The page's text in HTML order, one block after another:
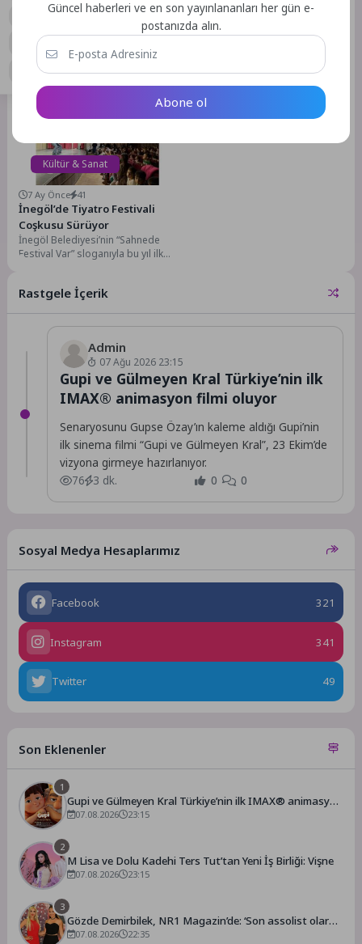
Bakırköy’de Yeşil Gelecek
Şenliği
Bakırköy Belediyesi tarafından
Dünya Çevre Günü kapsamında
ikincisi düzenlenen “Bakırköy Yeşil
Gelecek Şenliği”, yüzlerce çocuğu
8 Ay Önce
Menderes’te Çocuklara
Menderes Belediyesi, Özdere’ye
yeni kazandırılan Atatürk Kültür
Merkezi’nde çocuklara tiyatro
eğitimlerine başladı.Menderes
Kültür & Sanat
7 Ay Önce 41
İnegöl’de Tiyatro Festivali
Coşkusu Sürüyor
İnegöl Belediyesi’nin “Sahnede
Festival Var” sloganıyla bu yıl ilk
Rastgele İçerik
Admin
07 Ağu 2026 23:15
Gupi ve Gülmeyen Kral Türkiye’nin ilk
IMAX® animasyon filmi oluyor
Senaryosunu Gupse Özay’ın kaleme aldığı Gupi’nin
ilk sinema filmi “Gupi ve Gülmeyen Kral”, 23 Ekim’de
vizyona girmeye hazırlanıyor.
76
3 dk. 0 0
Sosyal Medya Hesaplarımız
Facebook 321
Instagram 341
Twitter 49
Son Eklenenler
1
Gupi ve Gülmeyen Kral Türkiye’nin ilk IMAX® animasyon
filmi oluyor
07.08.2026 23:15
2
M Lisa ve Dolu Kadehi Ters Tut’tan Yeni İş Birliği: Vişne
07.08.2026 23:15
3
Gözde Demirbilek, NR1 Magazin’de: ‘Son assolist olarak
var olacağım!’
07.08.2026 22:35
Güncel haberleri ve en son yayınlananları her gün e-
postanızda alın.
Abone ol